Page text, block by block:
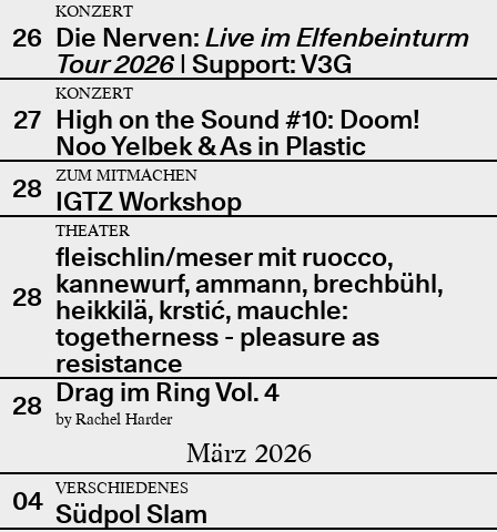
26
KONZERT
Die Nerven: Live im Elfenbeinturm
Tour 2026| Support: V3G
27
KONZERT
High on the Sound #10: Doom!
Noo Yelbek & As in Plastic
28
ZUM MITMACHEN
IGTZ Workshop
28
THEATER
fleischlin/meser mit ruocco,
kannewurf, ammann, brechbühl,
heikkilä, krstić, mauchle:
togetherness - pleasure as
resistance
28 Drag im Ring Vol. 4
by Rachel Harder
März 2026
04 VERSCHIEDENES
Südpol Slam